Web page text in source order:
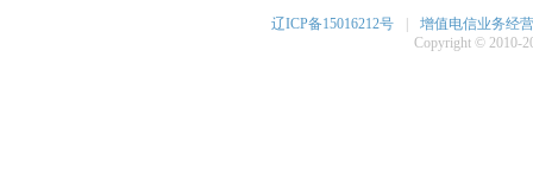
辽ICP备15016212号
增值电信业务经
Copyright © 2010-